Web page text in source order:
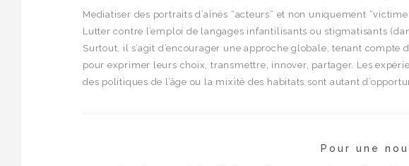
Mediatiser des portraits d’aînés “acteurs” et non uniquement
Lutter contre l’emploi de langages infantilisants ou stigmatisants
Surtout, il s’agit d’encourager une approche globale, tenant
pour exprimer leurs choix, transmettre, innover, partager. Les
des politiques de l’âge ou la mixité des habitats sont autant
Pour une